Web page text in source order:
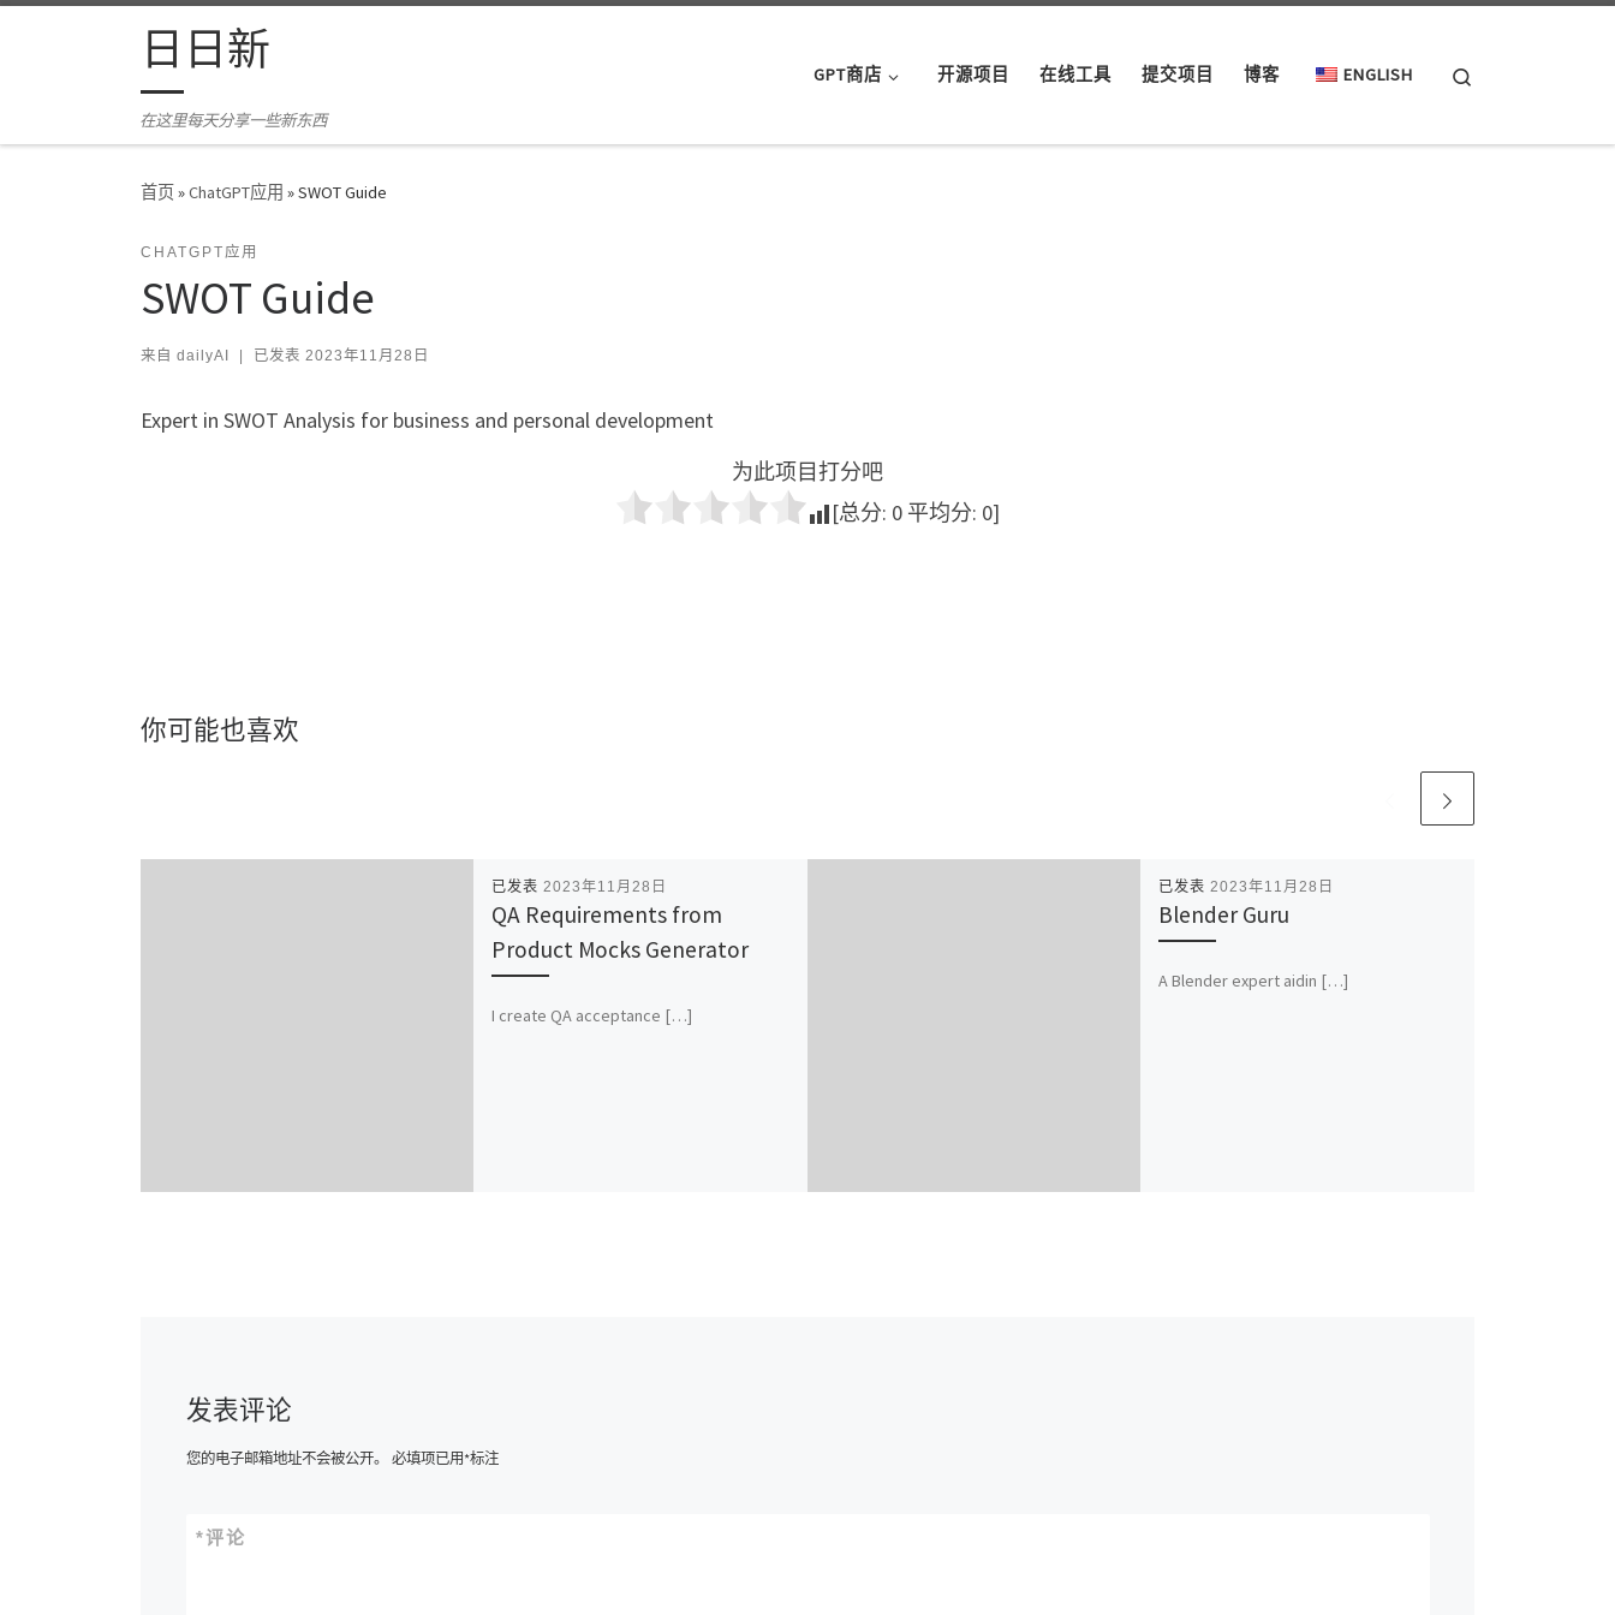
Skip to content日日新
在这里每天分享一些新东西
GPT商店 开源项目 在线工具 提交项目 博客 ENGLISH
首页»ChatGPT应用 »SWOT Guide
CHATGPT应用
SWOT Guide
来自 dailyAI 已发表 2023年11月28日
Expert in SWOT Analysis for business and personal development
为此项目打分吧
[总分: 0 平均分: 0]
你可能也喜欢
已发表 2023年11月28日
QA Requirements from
Product Mocks Generator
I create QA acceptance […]
已发表 2023年11月28日
Blender Guru
A Blender expert aidin […]
发表评论
您的电子邮箱地址不会被公开。 必填项已用*标注
评论
*